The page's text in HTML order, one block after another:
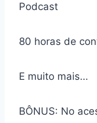
Podcast
80 horas de
E muito mais…
BÔNUS: No